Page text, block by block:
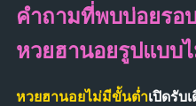
คำถามที่พบบ่อยรอ
หวยฮานอยรูปแบบ
หวยฮานอยไม่มีขั้นต่ำเปิดรับ